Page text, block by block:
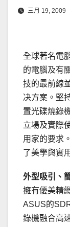
三月 19, 2009
全球著名電
的電腦及有
技的最前線
决方案。堅
置光碟燒錄
立場及實際
用家的要求
了美學與實
外型吸引、
擁有優美精
ASUS的
錄機融合高